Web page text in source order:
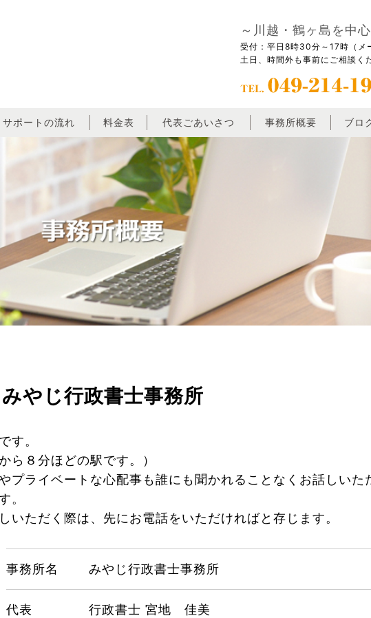
～川越・鶴ヶ島を中
受付：平日8時30分～17時（メ
土日、時間外も事前にご相談く
サポートの流れ 料金表 代表ごあいさつ 事務所概要 ブロ
みやじ行政書士事務所
す。
ら８分ほどの駅です。）
プライベートな心配事も誰にも聞かれることなくお話しいた
。
ただく際は、先にお電話をいただければと存じます。
事務所名 みやじ行政書士事務所
代表 行政書士 宮地 佳美